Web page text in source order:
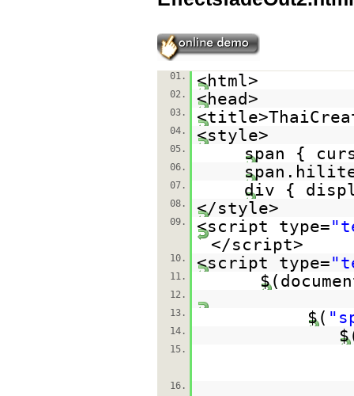
01. <html>
02. <head>
03.
04. <style>
05. span {
06.
07. div {
08. </style>
09. <script type=
</script>
10. <script type=
11.
12.
13.
$(
14.
15.
16.